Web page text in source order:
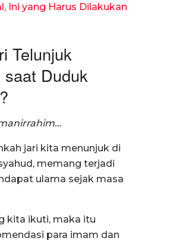
Ini yang Harus Dilakukan
Telunjuk
saat Duduk
jari kita menunjuk di
memang terjadi
ulama sejak masa
kita ikuti, maka itu
para imam dan